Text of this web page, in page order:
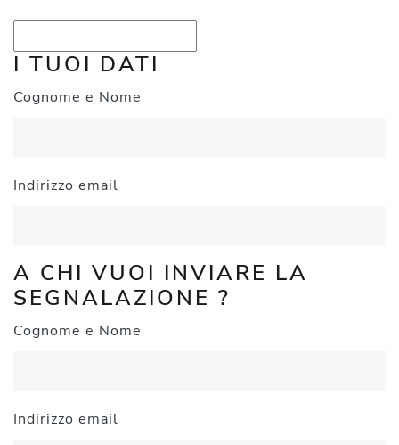
I TUOI DATI
Cognome e Nome
Indirizzo email
A CHI VUOI INVIARE LA
SEGNALAZIONE ?
Cognome e Nome
Indirizzo email